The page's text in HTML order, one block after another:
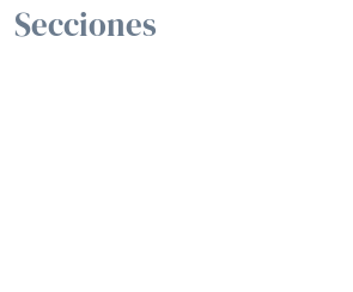
Secciones